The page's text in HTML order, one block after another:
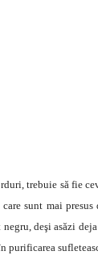
trebuie să fie
sunt mai
deşi asăzi
purificarea